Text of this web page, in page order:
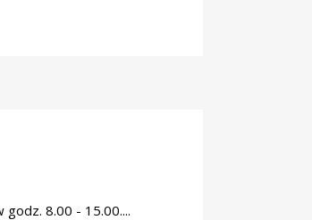
8.00 - 15.00....